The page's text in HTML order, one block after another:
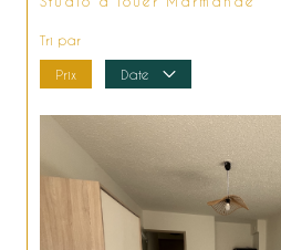
Tri par
Prix Date